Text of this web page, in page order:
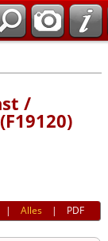
/
|Alles | PDF